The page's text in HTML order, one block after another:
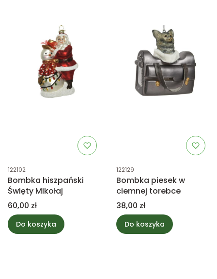
Kod produktu
122102
Bombka hiszpański
Święty Mikołaj
Cena
60,00 zł
Do koszyka
Kod produktu
122129
Bombka piesek w
ciemnej torebce
Cena
38,00 zł
Do koszyka